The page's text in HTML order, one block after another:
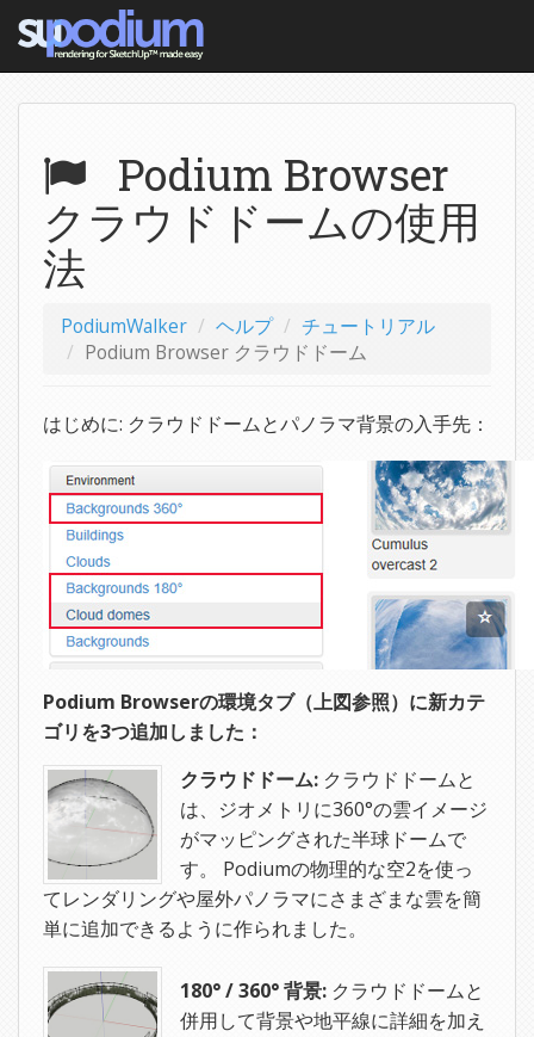
Podium Browser
クラウドドームの使用
法
PodiumWalker ヘルプ
チュートリアル
Podium Browser クラウドドーム
はじめに: クラウドドームとパノラマ背景の入手先：
Podium Browserの環境タブ（上図参照）に新カテ
ゴリを3つ追加しました：
クラウドドーム: クラウドドームと
は、ジオメトリに360°の雲イメージ
がマッピングされた半球ドームで
す。 Podiumの物理的な空2を使っ
てレンダリングや屋外パノラマにさまざまな雲を簡
単に追加できるように作られました。
180° / 360° 背景: クラウドドームと
併用して背景や地平線に詳細を加え